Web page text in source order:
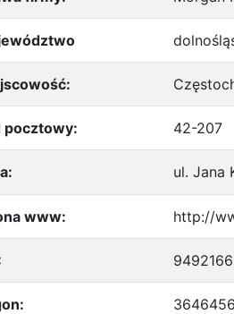
pocztowy: 42-207
ul. Jana
www: http://